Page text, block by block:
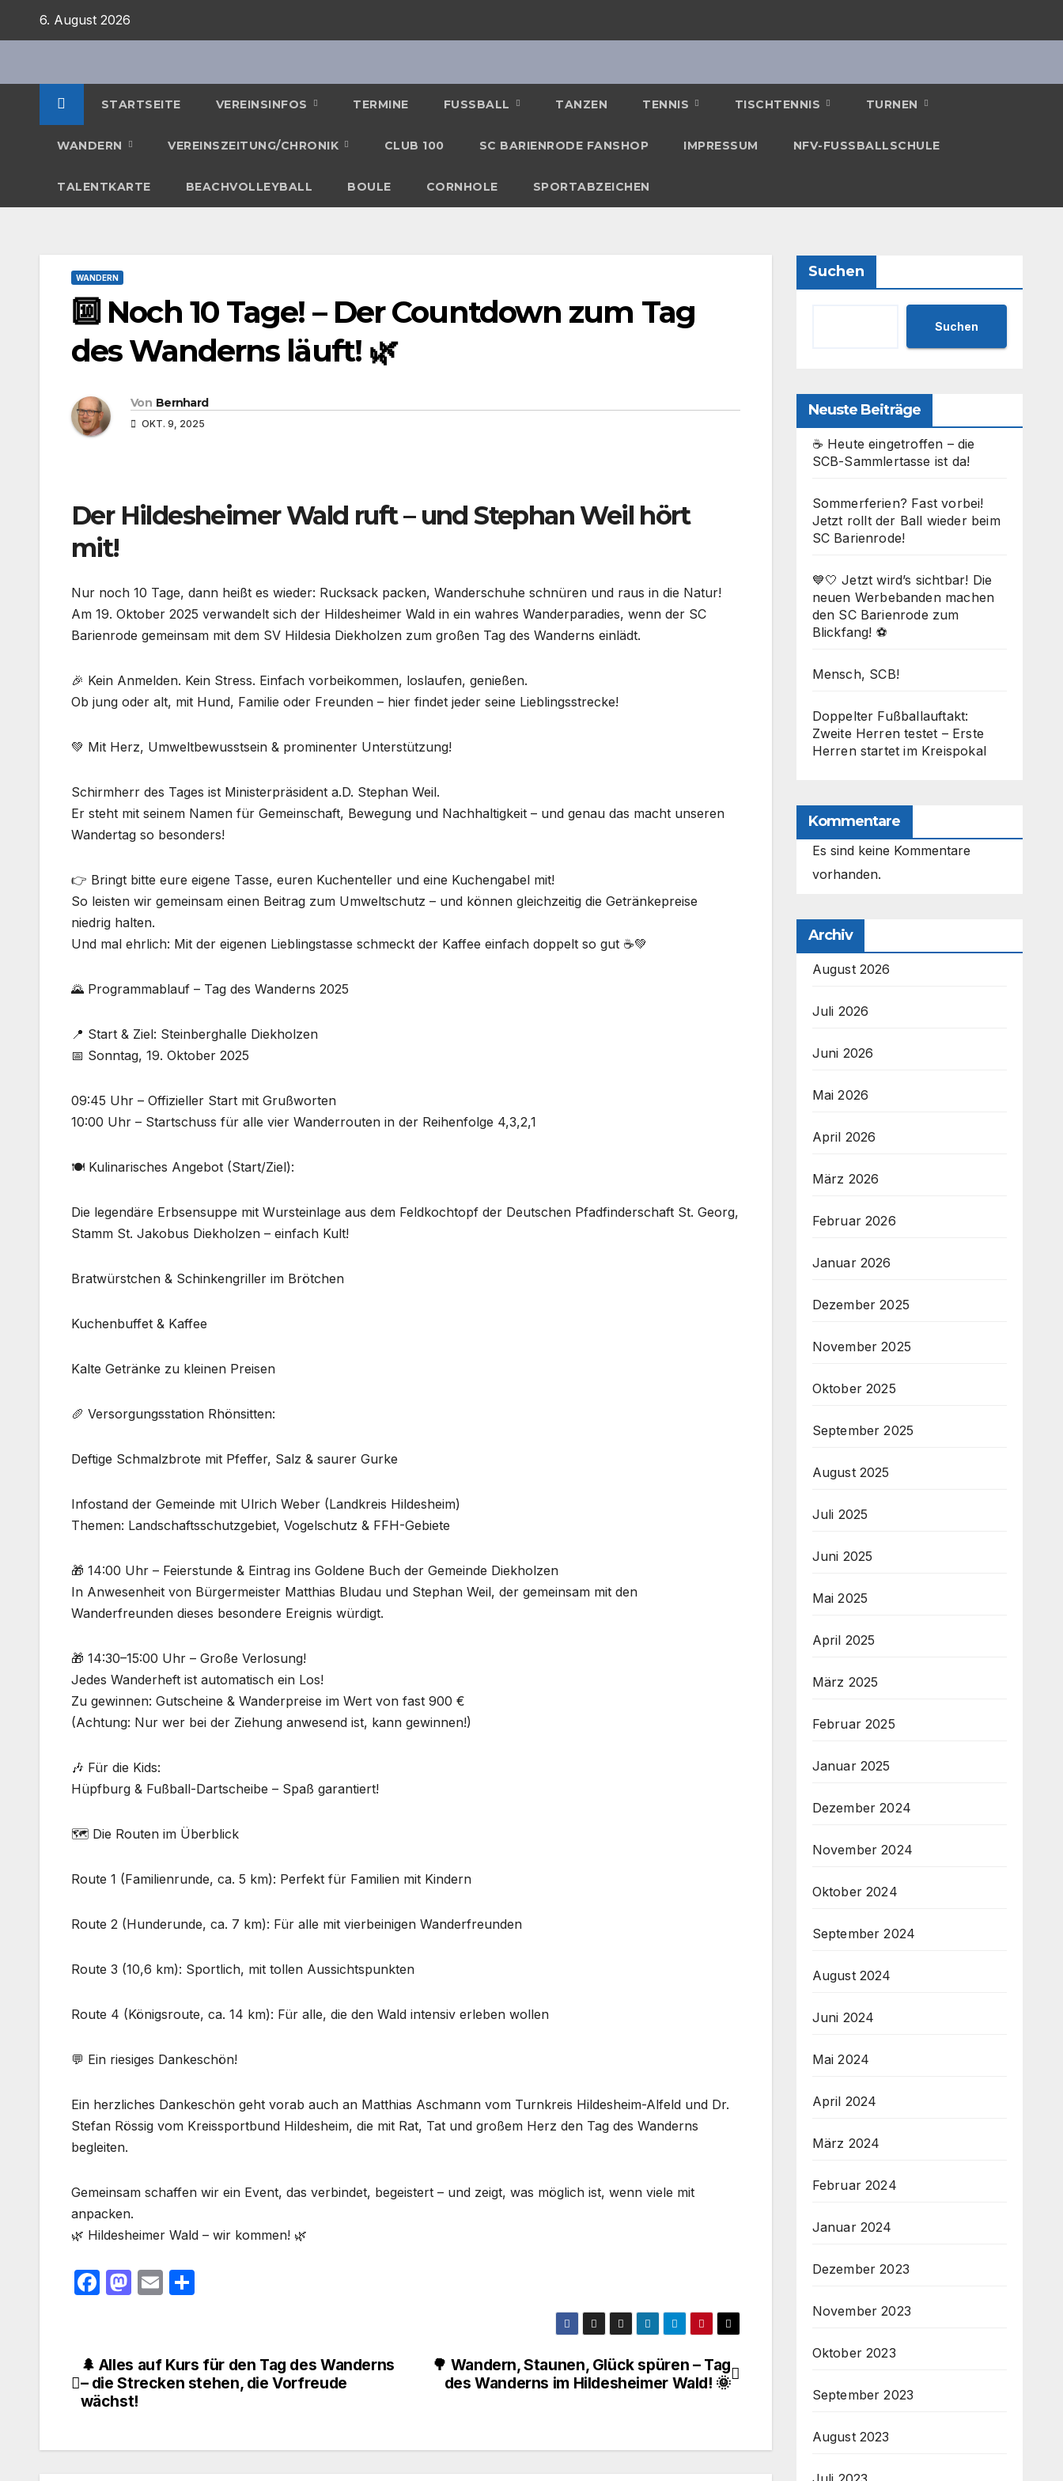
6. August 2026
STARTSEITE VEREINSINFOS TERMINE FUSSBALL TANZEN TENNIS TISCHTENNIS TURNEN
WANDERN VEREINSZEITUNG/CHRONIK CLUB 100 SC BARIENRODE FANSHOP IMPRESSUM NFV-FUSSBALLSCHULE
TALENTKARTE BEACHVOLLEYBALL BOULE CORNHOLE SPORTABZEICHEN
WANDERN
🔟 Noch 10 Tage! – Der Countdown zum Tag
des Wanderns läuft! 🌿
Von Bernhard
OKT. 9, 2025
Der Hildesheimer Wald ruft – und Stephan Weil hört
mit!
Nur noch 10 Tage, dann heißt es wieder: Rucksack packen, Wanderschuhe schnüren und raus in die Natur!
Am 19. Oktober 2025 verwandelt sich der Hildesheimer Wald in ein wahres Wanderparadies, wenn der SC
Barienrode gemeinsam mit dem SV Hildesia Diekholzen zum großen Tag des Wanderns einlädt.
🎉 Kein Anmelden. Kein Stress. Einfach vorbeikommen, loslaufen, genießen.
Ob jung oder alt, mit Hund, Familie oder Freunden – hier findet jeder seine Lieblingsstrecke!
💚 Mit Herz, Umweltbewusstsein & prominenter Unterstützung!
Schirmherr des Tages ist Ministerpräsident a.D. Stephan Weil.
Er steht mit seinem Namen für Gemeinschaft, Bewegung und Nachhaltigkeit – und genau das macht unseren
Wandertag so besonders!
👉 Bringt bitte eure eigene Tasse, euren Kuchenteller und eine Kuchengabel mit!
So leisten wir gemeinsam einen Beitrag zum Umweltschutz – und können gleichzeitig die Getränkepreise
niedrig halten.
Und mal ehrlich: Mit der eigenen Lieblingstasse schmeckt der Kaffee einfach doppelt so gut ☕💚
🌄 Programmablauf – Tag des Wanderns 2025
📍 Start & Ziel: Steinberghalle Diekholzen
📅 Sonntag, 19. Oktober 2025
09:45 Uhr – Offizieller Start mit Grußworten
10:00 Uhr – Startschuss für alle vier Wanderrouten in der Reihenfolge 4,3,2,1
🍽️ Kulinarisches Angebot (Start/Ziel):
Die legendäre Erbsensuppe mit Wursteinlage aus dem Feldkochtopf der Deutschen Pfadfinderschaft St. Georg,
Stamm St. Jakobus Diekholzen – einfach Kult!
Bratwürstchen & Schinkengriller im Brötchen
Kuchenbuffet & Kaffee
Kalte Getränke zu kleinen Preisen
🥖 Versorgungsstation Rhönsitten:
Deftige Schmalzbrote mit Pfeffer, Salz & saurer Gurke
Infostand der Gemeinde mit Ulrich Weber (Landkreis Hildesheim)
Themen: Landschaftsschutzgebiet, Vogelschutz & FFH-Gebiete
🎁 14:00 Uhr – Feierstunde & Eintrag ins Goldene Buch der Gemeinde Diekholzen
In Anwesenheit von Bürgermeister Matthias Bludau und Stephan Weil, der gemeinsam mit den
Wanderfreunden dieses besondere Ereignis würdigt.
🎁 14:30–15:00 Uhr – Große Verlosung!
Jedes Wanderheft ist automatisch ein Los!
Zu gewinnen: Gutscheine & Wanderpreise im Wert von fast 900 €
(Achtung: Nur wer bei der Ziehung anwesend ist, kann gewinnen!)
🎶 Für die Kids:
Hüpfburg & Fußball-Dartscheibe – Spaß garantiert!
🗺️ Die Routen im Überblick
Route 1 (Familienrunde, ca. 5 km): Perfekt für Familien mit Kindern
Route 2 (Hunderunde, ca. 7 km): Für alle mit vierbeinigen Wanderfreunden
Route 3 (10,6 km): Sportlich, mit tollen Aussichtspunkten
Route 4 (Königsroute, ca. 14 km): Für alle, die den Wald intensiv erleben wollen
💬 Ein riesiges Dankeschön!
Ein herzliches Dankeschön geht vorab auch an Matthias Aschmann vom Turnkreis Hildesheim-Alfeld und Dr.
Stefan Rössig vom Kreissportbund Hildesheim, die mit Rat, Tat und großem Herz den Tag des Wanderns
begleiten.
Gemeinsam schaffen wir ein Event, das verbindet, begeistert – und zeigt, was möglich ist, wenn viele mit
anpacken.
🌿 Hildesheimer Wald – wir kommen! 🌿
F
e
b
o
k
M
o
d
o
E
n
Beitragsnavigation
🌳 Wandern, Staunen, Glück spüren – Tag
des Wanderns im Hildesheimer Wald! 🌞
🌲 Alles auf Kurs für den Tag des Wanderns
– die Strecken stehen, die Vorfreude
wächst!
Suchen
Suchen
Neuste Beiträge
☕ Heute eingetroffen – die
SCB-Sammlertasse ist da!
Sommerferien? Fast vorbei!
Jetzt rollt der Ball wieder beim
SC Barienrode!
💙🤍 Jetzt wird’s sichtbar! Die
neuen Werbebanden machen
den SC Barienrode zum
Blickfang! ⚽
Mensch, SCB!
Doppelter Fußballauftakt:
Zweite Herren testet – Erste
Herren startet im Kreispokal
Kommentare
Es sind keine Kommentare
vorhanden.
Archiv
August 2026
Juli 2026
Juni 2026
Mai 2026
April 2026
März 2026
Februar 2026
Januar 2026
Dezember 2025
November 2025
Oktober 2025
September 2025
August 2025
Juli 2025
Juni 2025
Mai 2025
April 2025
März 2025
Februar 2025
Januar 2025
Dezember 2024
November 2024
Oktober 2024
September 2024
August 2024
Juni 2024
Mai 2024
April 2024
März 2024
Februar 2024
Januar 2024
Dezember 2023
November 2023
Oktober 2023
September 2023
August 2023